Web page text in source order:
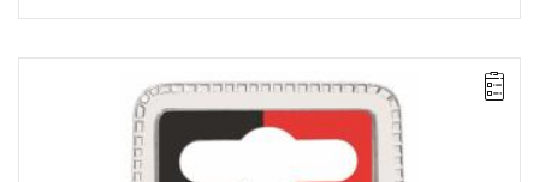
UWAGA: Produkt wycofany ze sprzedaży przez producenta. Brak
sugerowanych zamienników.
Zakres zestawu: PZ3
Ilość elementów w zestawie: 3